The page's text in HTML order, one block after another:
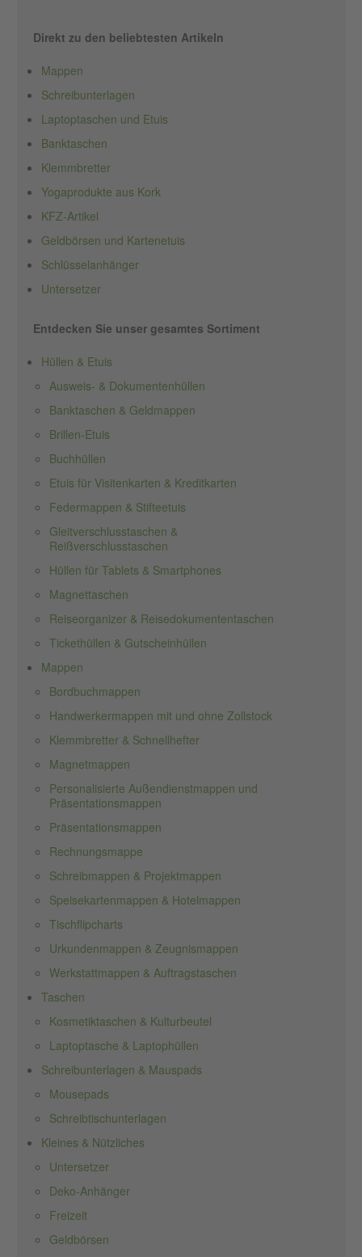
Direkt zu den beliebtesten Artikeln
Mappen
Schreibunterlagen
Laptoptaschen und Etuis
Banktaschen
Klemmbretter
Yogaprodukte aus Kork
KFZ-Artikel
Geldbörsen und Kartenetuis
Schlüsselanhänger
Untersetzer
Entdecken Sie unser gesamtes Sortiment
Hüllen & Etuis
Ausweis- & Dokumentenhüllen
Banktaschen & Geldmappen
Brillen-Etuis
Buchhüllen
Etuis für Visitenkarten & Kreditkarten
Federmappen & Stifteetuis
Gleitverschlusstaschen &
Reißverschlusstaschen
Hüllen für Tablets & Smartphones
Magnettaschen
Reiseorganizer & Reisedokumententaschen
Tickethüllen & Gutscheinhüllen
Mappen
Bordbuchmappen
Handwerkermappen mit und ohne Zollstock
Klemmbretter & Schnellhefter
Magnetmappen
Personalisierte Außendienstmappen und
Präsentationsmappen
Präsentationsmappen
Rechnungsmappe
Schreibmappen & Projektmappen
Speisekartenmappen & Hotelmappen
Tischflipcharts
Urkundenmappen & Zeugnismappen
Werkstattmappen & Auftragstaschen
Taschen
Kosmetiktaschen & Kulturbeutel
Laptoptasche & Laptophüllen
Schreibunterlagen & Mauspads
Mousepads
Schreibtischunterlagen
Kleines & Nützliches
Untersetzer
Deko-Anhänger
Freizeit
Geldbörsen